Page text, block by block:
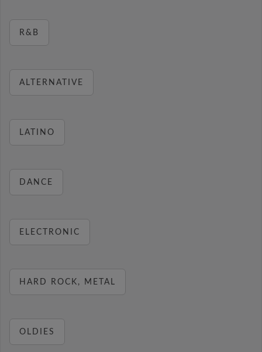
R&B
ALTERNATIVE
LATINO
DANCE
ELECTRONIC
HARD ROCK, METAL
OLDIES